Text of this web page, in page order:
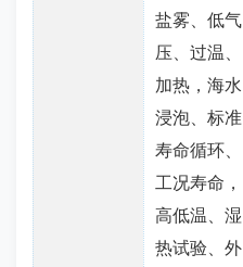
盐雾、低气
压、过温、
加热，海水
浸泡、标准
寿命循环、
工况寿命，
高低温、湿
热试验、外